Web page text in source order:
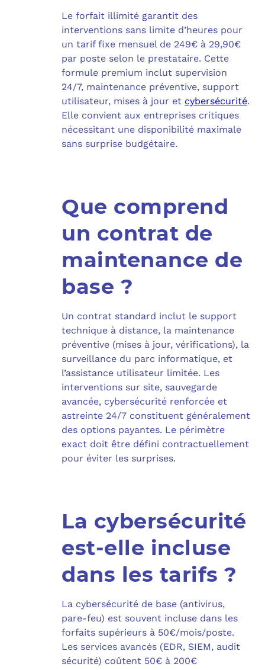
Le forfait illimité garantit des
interventions sans limite d’heures pour
un tarif fixe mensuel de 249€ à 29,90€
par poste selon le prestataire. Cette
formule premium inclut supervision
24/7, maintenance préventive, support
utilisateur, mises à jour et cybersécurité.
Elle convient aux entreprises critiques
nécessitant une disponibilité maximale
sans surprise budgétaire.
Que comprend
un contrat de
maintenance de
base ?
Un contrat standard inclut le support
technique à distance, la maintenance
préventive (mises à jour, vérifications), la
surveillance du parc informatique, et
l’assistance utilisateur limitée. Les
interventions sur site, sauvegarde
avancée, cybersécurité renforcée et
astreinte 24/7 constituent généralement
des options payantes. Le périmètre
exact doit être défini contractuellement
pour éviter les surprises.
La cybersécurité
est-elle incluse
dans les tarifs ?
La cybersécurité de base (antivirus,
pare-feu) est souvent incluse dans les
forfaits supérieurs à 50€/mois/poste.
Les services avancés (EDR, SIEM, audit
sécurité) coûtent 50€ à 200€